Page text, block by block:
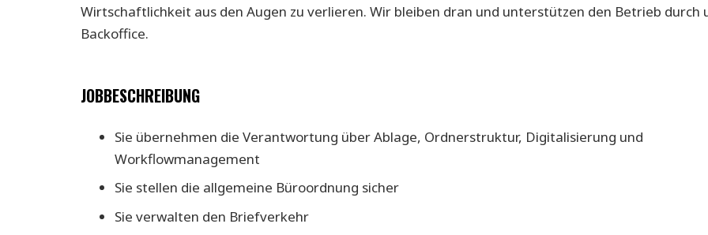
Wirtschaftlichkeit aus den Augen zu verlieren. Wir bleiben dran und unterstützen den Betrieb durch
Backoffice.
JOBBESCHREIBUNG
Sie übernehmen die Verantwortung über Ablage, Ordnerstruktur, Digitalisierung und
Workflowmanagement
Sie stellen die allgemeine Büroordnung sicher
Sie verwalten den Briefverkehr